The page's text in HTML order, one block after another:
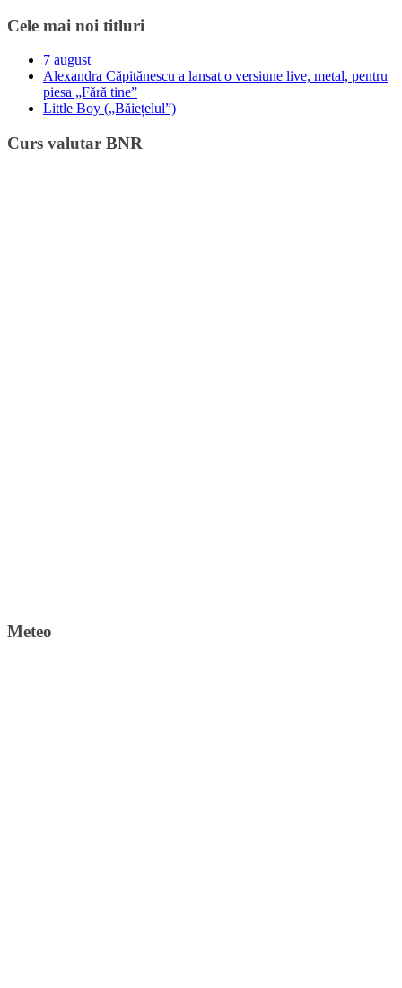
Cele mai noi titluri
7 august
Alexandra Căpitănescu a lansat o versiune live, metal, pentru
piesa „Fără tine”
Little Boy („Băiețelul”)
Curs valutar BNR
Meteo